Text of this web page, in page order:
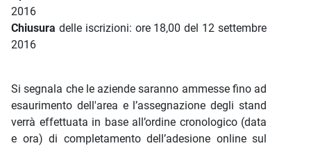
2016
Chiusura delle iscrizioni: ore 18,00 del 12 settembre
2016
Si segnala che le aziende saranno ammesse fino ad
esaurimento dell'area e l’assegnazione degli stand
verrà effettuata in base all’ordine cronologico (data
e ora) di completamento dell’adesione online sul